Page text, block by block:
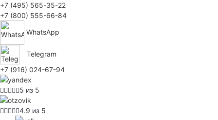
+7 (495) 565-35-22
+7 (800) 555-66-84
WhatsApp
Telegram
+7 (916) 024-67-94
5 из 5
4.9 из 5